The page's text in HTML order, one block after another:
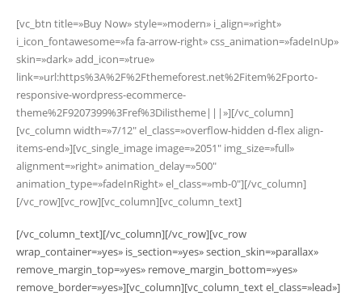
[vc_btn title=»Buy Now» style=»modern» i_align=»right»
i_icon_fontawesome=»fa fa-arrow-right» css_animation=»fadeInUp»
skin=»dark» add_icon=»true»
link=»url:https%3A%2F%2Fthemeforest.net%2Fitem%2Fporto-
responsive-wordpress-ecommerce-
theme%2F9207399%3Fref%3Dilistheme|||»][/vc_column]
[vc_column width=»7/12″ el_class=»overflow-hidden d-flex align-
items-end»][vc_single_image image=»2051″ img_size=»full»
alignment=»right» animation_delay=»500″
animation_type=»fadeInRight» el_class=»mb-0″][/vc_column]
[/vc_row][vc_row][vc_column][vc_column_text]
[/vc_column_text][/vc_column][/vc_row][vc_row
wrap_container=»yes» is_section=»yes» section_skin=»parallax»
remove_margin_top=»yes» remove_margin_bottom=»yes»
remove_border=»yes»][vc_column][vc_column_text el_class=»lead»]